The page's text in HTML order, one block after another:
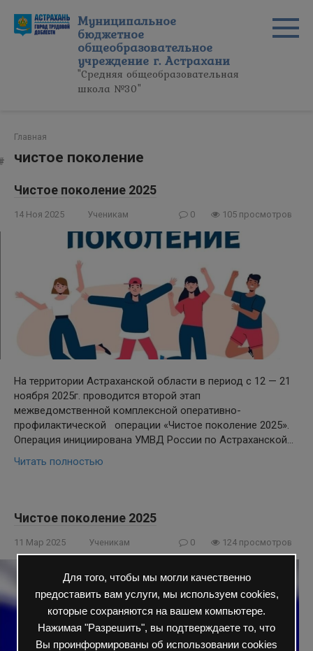
Для того, чтобы мы могли качественно
предоставить вам услуги, мы используем cookies,
которые сохраняются на вашем компьютере.
Нажимая "Разрешить", вы подтверждаете то, что
Вы проинформированы об использовании cookies
контенту
Муниципальное
бюджетное
общеобразовательное
учреждение г. Астрахани
"Средняя общеобразовательная
школа №30"
Главная
чистое поколение
Чистое поколение 2025
14 Ноя 2025 Ученикам 0 105 просмотров
На территории Астраханской области в период с 12 — 21
ноября 2025г. проводится второй этап
межведомственной комплексной оперативно-
профилактической операции «Чистое поколение 2025».
Операция инициирована УМВД России по Астраханской…
Читать полностью
Чистое поколение 2025
11 Мар 2025 Ученикам 0 124 просмотров